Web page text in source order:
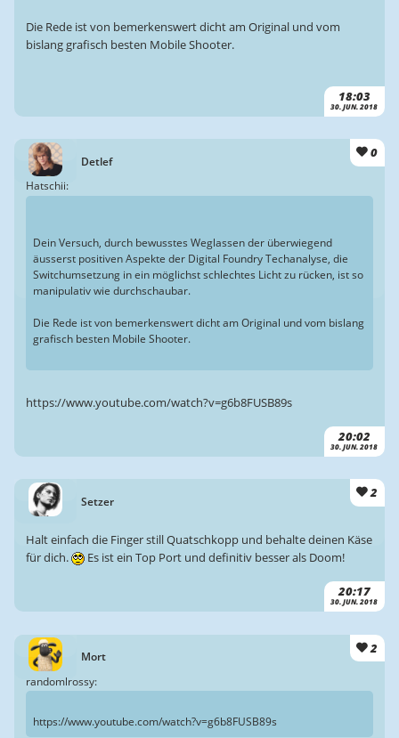
18:03
30. JUN. 2018
Die Rede ist von bemerkenswert dicht am Original und vom
bislang grafisch besten Mobile Shooter.
Detlef
0
20:02
30. JUN. 2018
Hatschii:
Dein Versuch, durch bewusstes Weglassen der überwiegend
äusserst positiven Aspekte der Digital Foundry Techanalyse, die
Switchumsetzung in ein möglichst schlechtes Licht zu rücken, ist so
manipulativ wie durchschaubar.
Die Rede ist von bemerkenswert dicht am Original und vom bislang
grafisch besten Mobile Shooter.
https://www.youtube.com/watch?v=g6b8FUSB89s
Setzer
2
20:17
30. JUN. 2018
Halt einfach die Finger still Quatschkopp und behalte deinen Käse
für dich.
Es ist ein Top Port und definitiv besser als Doom!
Mort
2
randomlrossy:
https://www.youtube.com/watch?v=g6b8FUSB89s